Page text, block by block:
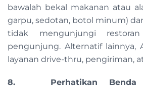
bawalah bekal makanan atau
garpu, sedotan, botol minum)
tidak mengunjungi
pengunjung. Alternatif lainnya,
layanan drive-thru, pengiriman,
8. Perhatikan Benda